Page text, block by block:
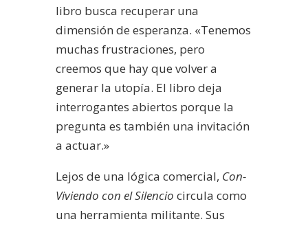
libro busca recuperar una
dimensión de esperanza. «Tenemos
muchas frustraciones, pero
creemos que hay que volver a
generar la utopía. El libro deja
interrogantes abiertos porque la
pregunta es también una invitación
a actuar.»
Lejos de una lógica comercial, Con-
Viviendo con el Silencio circula como
una herramienta militante. Sus